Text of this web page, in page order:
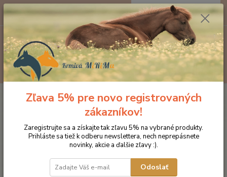
Menu
0ks
za0 €
Kozmetika pre kone Starostlivosť o kopytá
Proti hnilobe kopýt
Proti hnilobe kopýt akut
Zľava 5% pre novo registrovaných
zákazníkov!
Zaregistrujte sa a získajte tak zľavu 5% na vybrané produkty.
Prihláste sa tiež k odberu newslettera, nech neprepásnete
novinky, akcie a ďalšie zľavy :).
Odoslať